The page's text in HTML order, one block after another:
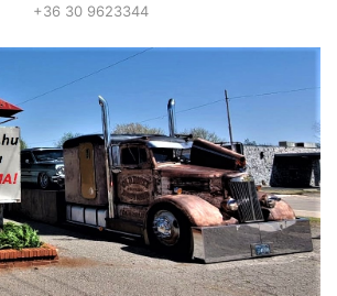
+36 30 9623344